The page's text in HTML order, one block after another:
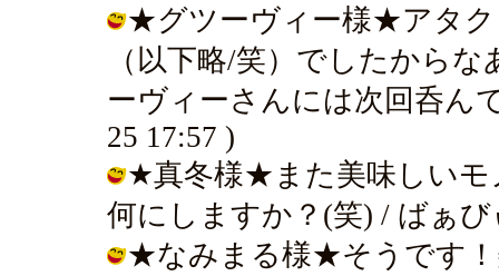
★グツーヴィー様★アタク
（以下略/笑）でしたから
ーヴィーさんには次回呑ん
25 17:57 )
★真冬様★また美味しいモ
何にしますか？(笑) / ばぁび
★なみまる様★そうです！